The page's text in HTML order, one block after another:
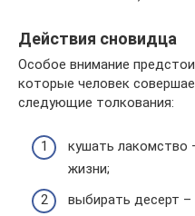
Действия сновидца
Особое внимание
которые человек
следующие толкования:
кушать лакомство
жизни;
выбирать десерт